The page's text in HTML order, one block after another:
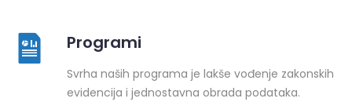
Programi
Svrha naših programa je lakše vođenje zakonskih
evidencija i jednostavna obrada podataka.